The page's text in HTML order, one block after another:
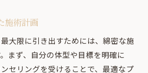
施術計画
大限に引き出すためには、綿密な施
まず、自分の体型や目標を明確に
セリングを受けることで、最適なプ